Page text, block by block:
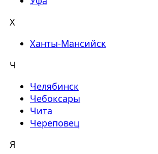
Х
Ханты-Мансийск
Ч
Челябинск
Чебоксары
Чита
Череповец
Я